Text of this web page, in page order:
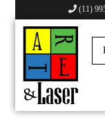
(11)